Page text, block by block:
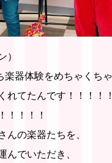
）
楽器体験をめちゃくちゃ
れてたんです！！！！！
！！！！
んの楽器たちを、
でいただき、